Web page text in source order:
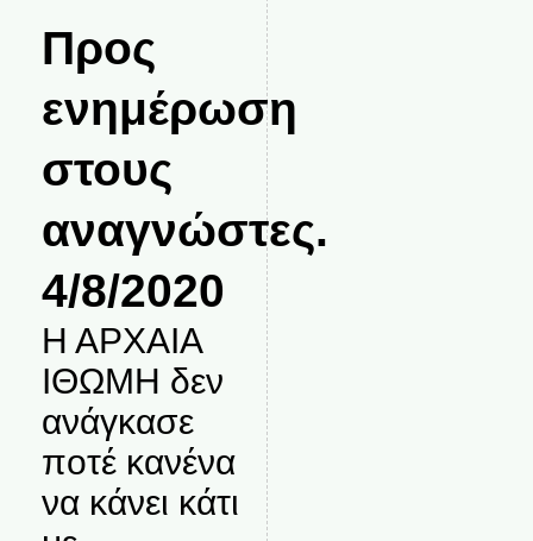
Προς
ενημέρωση
στους
αναγνώστες.
4/8/2020
Η ΑΡΧΑΙΑ
ΙΘΩΜΗ δεν
ανάγκασε
ποτέ κανένα
να κάνει κάτι